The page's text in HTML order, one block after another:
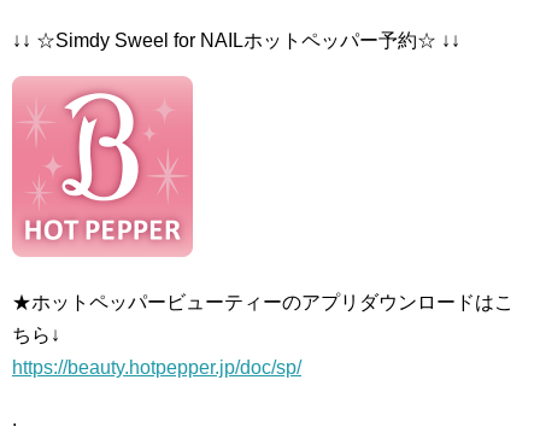
↓↓ ☆Simdy Sweel for NAILホットペッパー予約☆ ↓↓
★ホットペッパービューティーのアプリダウンロードはこ
ちら↓
https://beauty.hotpepper.jp/doc/sp/
.